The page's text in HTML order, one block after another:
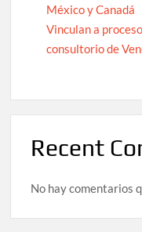
México y Canadá
Vinculan a
consultorio de
Recent
No hay comentarios